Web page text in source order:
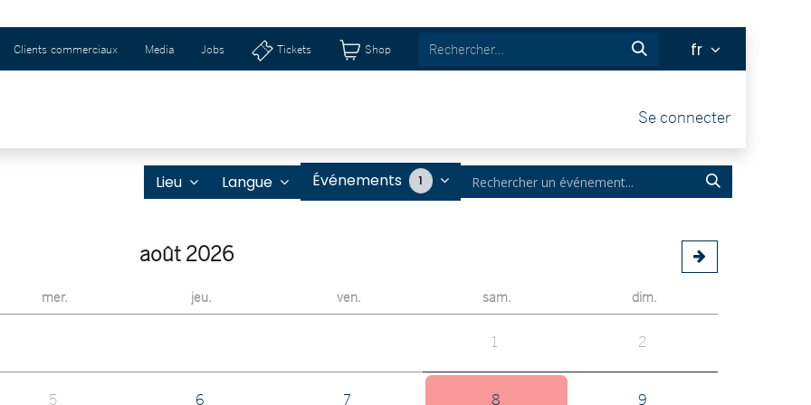
Clients commerciaux Media Jobs Tickets Shop fr
Se connecter
Lieu Langue Événements 1
août 2026
mer. jeu. ven. sam. dim.
1 2
5 6 7 8 9